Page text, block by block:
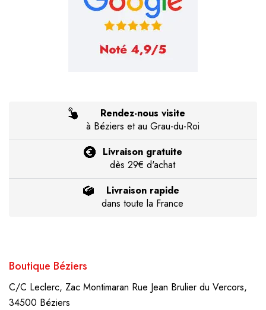
Rendez-nous visite
à Béziers et au Grau-du-Roi
Livraison gratuite
dès 29€ d'achat
Livraison rapide
dans toute la France
Boutique Béziers
C/C Leclerc, Zac Montimaran Rue Jean Brulier du Vercors,
34500 Béziers